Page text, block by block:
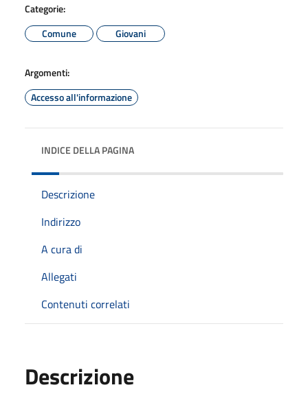
Categorie:
Comune
Giovani
Argomenti:
Accesso all'informazione
INDICE DELLA PAGINA
Descrizione
Indirizzo
A cura di
Allegati
Contenuti correlati
Descrizione